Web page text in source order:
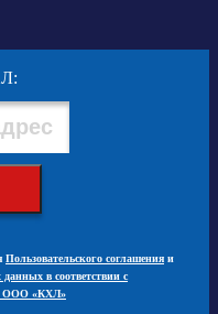
Пользовательского соглашения и
в соответствии с
ООО «КХЛ»